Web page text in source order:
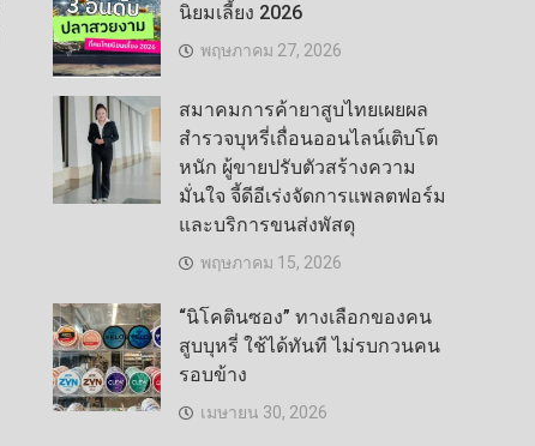
นิยมเลี้ยง 2026
พฤษภาคม 27, 2026
สมาคมการค้ายาสูบไทยเผยผล
สำรวจบุหรี่เถื่อนออนไลน์เติบโต
หนัก ผู้ขายปรับตัวสร้างความ
มั่นใจ จี้ดีอีเร่งจัดการแพลตฟอร์ม
และบริการขนส่งพัสดุ
พฤษภาคม 15, 2026
“นิโคตินซอง” ทางเลือกของคน
สูบบุหรี่ ใช้ได้ทันที ไม่รบกวนคน
รอบข้าง
เมษายน 30, 2026